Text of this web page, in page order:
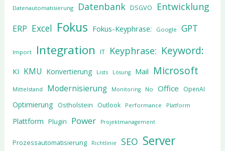
Datenautomatisierung Datenbank DSGVO Entwicklung
ERP Excel Fokus Fokus-Keyphrase: Google GPT
Import Integration IT Keyphrase: Keyword:
KI KMU Konvertierung Lists Lösung Mail Microsoft
Mittelstand Modernisierung Monitoring No Office OpenAI
Optimierung Ostholstein Outlook Performance Platform
Plattform Plugin Power Projektmanagement
Prozessautomatisierung Richtlinie SEO Server